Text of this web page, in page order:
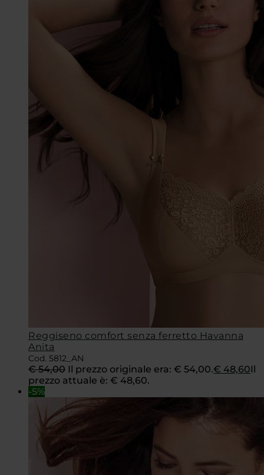
Reggiseno comfort senza ferretto Havanna
Anita
Cod. 5812_AN
€54,00 Il prezzo originale era: € 54,00.€ 48,60Il
prezzo attuale è: € 48,60.
-5%